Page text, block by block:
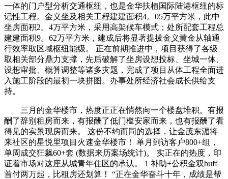
一体的门户型分析交通枢纽，也是金华扶植国际陆港枢纽的标
记性工程。金义坐及相关工程建建面积4。05万平方米，此中
坐房面积2。4万平方米，采用高架候车模式；处所配套工程总
建建面积9。62万平方米，建成后将显著提拔金义黄金从轴通
行效率取区域枢纽能级。 正在前期推进中，项目获得了各级
取相关部分鼎力支撑，先后破解了坐房设想投标、坐城一体、
设想审批、概算调整等诸多灾题，完成了项目从体工程全面进
入施工阶段的最初一块拼图。办事处所经济社会成长供给支
持。
三月的金华楼市，热度正正在悄然向一个楼盘堆积。有报
酬了辞别租房而来，有报酬了低门槛安家而来，也有报酬了看
得见的实景现房而来。 这份不约而同的选择，让金茂东湄将
来社区的星悦里项目火速金华楼市！ 单月到访客户800+组，
单周成交狂飙60+套 (数据来历案场统计)。 实正在的热度，印
证着市场对这座从城青年住区的承认。 1 补助+公积金双buff
首付两万起，比租房还划算！ “正在金华奋斗十年，成绩是帮